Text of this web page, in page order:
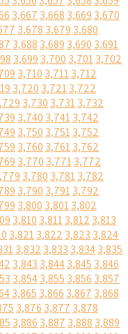
3,667 3,668 3,669 3,670
3,678 3,679 3,680
3,688 3,689 3,690 3,691
3,699 3,700 3,7013,702
3,710 3,7113,712
3,720 3,7213,722
3,730 3,7313,732
3,740 3,7413,742
3,750 3,7513,752
3,760 3,7613,762
3,770 3,7713,772
3,780 3,7813,782
3,790 3,7913,792
3,800 3,8013,802
3,810 3,8113,812 3,813
3,8213,822 3,823 3,824
3,832 3,833 3,8343,835
3,843 3,8443,845 3,846
3,8543,855 3,856 3,857
3,865 3,866 3,867 3,868
3,876 3,877 3,878
3,886 3,887 3,888 3,889